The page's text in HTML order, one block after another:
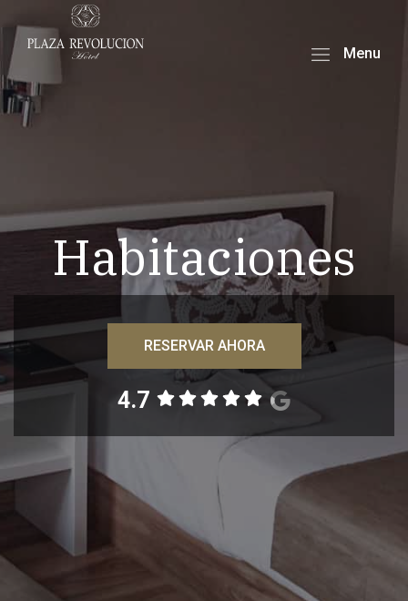
Menu
Habitaciones
RESERVAR AHORA
4.7